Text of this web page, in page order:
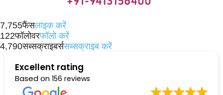
7,755फैंसलाइक करें
122फॉलोवरफॉलो करें
4,790सब्सक्राइबर्ससब्सक्राइब करें
Excellent rating
Based on 156 reviews